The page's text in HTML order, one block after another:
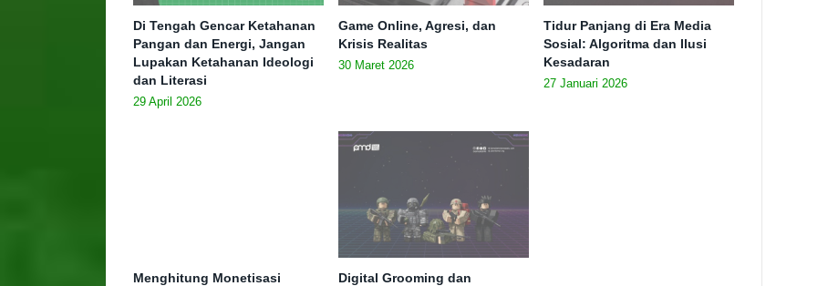
Di Tengah Gencar Ketahanan
Pangan dan Energi, Jangan
Lupakan Ketahanan Ideologi
dan Literasi
29 April 2026
Game Online, Agresi, dan
Krisis Realitas
30 Maret 2026
Tidur Panjang di Era Media
Sosial: Algoritma dan Ilusi
Kesadaran
27 Januari 2026
Menghitung Monetisasi Digital Grooming dan